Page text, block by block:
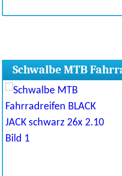
Schwalbe MTB
schwarz 26x 2.10